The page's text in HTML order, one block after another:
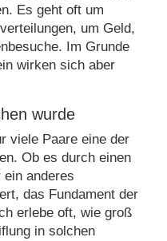
Es geht oft um
um Geld,
Im Grunde
wirken sich aber
wurde
viele Paare eine der
Ob es durch einen
ein anderes
das Fundament der
erlebe oft, wie groß
in solchen